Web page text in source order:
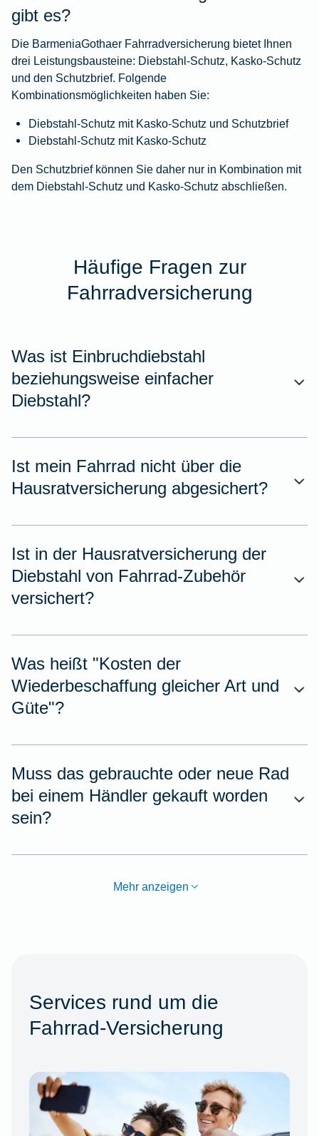
gibt es?
Die BarmeniaGothaer Fahrradversicherung bietet Ihnen
drei Leistungsbausteine: Diebstahl-Schutz, Kasko-Schutz
und den Schutzbrief. Folgende
Kombinationsmöglichkeiten haben Sie:
Diebstahl-Schutz mit Kasko-Schutz und Schutzbrief
Diebstahl-Schutz mit Kasko-Schutz
Den Schutzbrief können Sie daher nur in Kombination mit
dem Diebstahl-Schutz und Kasko-Schutz abschließen.
Häufige Fragen zur
Fahrradversicherung
Was ist Einbruchdiebstahl
beziehungsweise einfacher
Diebstahl?
Ist mein Fahrrad nicht über die
Hausratversicherung abgesichert?
Ist in der Hausratversicherung der
Diebstahl von Fahrrad-Zubehör
versichert?
Was heißt "Kosten der
Wiederbeschaffung gleicher Art und
Güte"?
Muss das gebrauchte oder neue Rad
bei einem Händler gekauft worden
sein?
Mehr anzeigen
Services rund um die
Fahrrad-Versicherung